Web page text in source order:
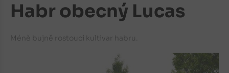
Habr obecný Lucas
Méně bujně rostoucí kultivar habru.